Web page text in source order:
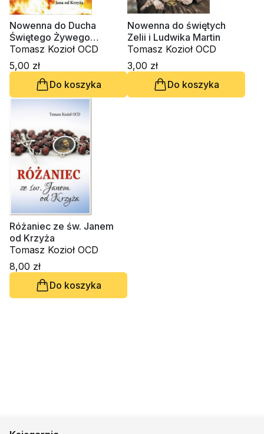
Nowenna do Ducha
Świętego Żywego
Płomienia Miłości według
św. Jana od Krzyża
Tomasz Kozioł OCD
5,00 zł
Do koszyka
Nowenna do świętych
Zelii i Ludwika Martin
Tomasz Kozioł OCD
3,00 zł
Do koszyka
Różaniec ze św. Janem
od Krzyża
Tomasz Kozioł OCD
8,00 zł
Do koszyka